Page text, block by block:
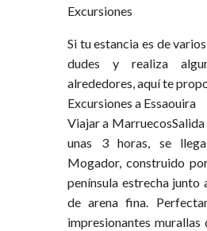
Excursiones
Si tu estancia es de
dudes y realiza
alrededores, aquí te
Excursiones a Essaouira
Viajar a MarruecosSalida
unas 3 horas, se
Mogador, construido
península estrecha junto
de arena fina.
impresionantes